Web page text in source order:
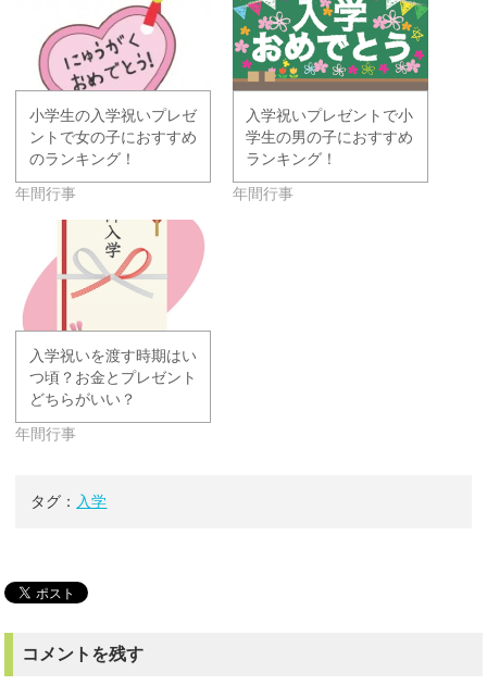
小学生の入学祝いプレゼ
ントで女の子におすすめ
のランキング！
年間行事
入学祝いプレゼントで小
学生の男の子におすすめ
ランキング！
年間行事
入学祝いを渡す時期はい
つ頃？お金とプレゼント
どちらがいい？
年間行事
タグ： 入学
コメントを残す